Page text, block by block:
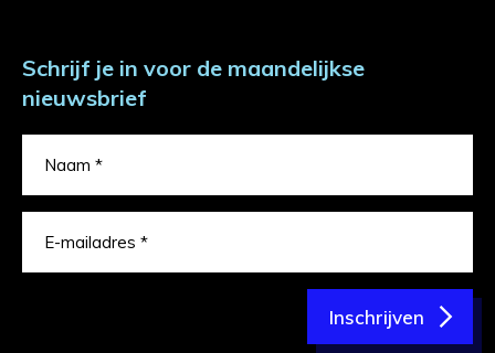
Schrijf je in voor de maandelijkse
nieuwsbrief
Inschrijven